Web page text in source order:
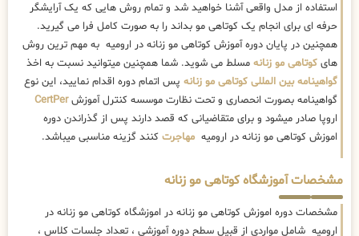
استفاده از مدل واقعی آشنا خواهید شد و تمام روش هایی که یک آرایشگر
حرفه ای برای انجام یک کوتاهی مو بداند را به صورت کامل فرا می گیرید.
همچنین در پایان دوره آموزش کوتاهی مو زنانه در ارومیه به مهم ترین روش
های کوتاهی مو زنانه مسلط می شوید. شما همچنین میتوانید نسبت به اخذ
گواهینامه بین المللی کوتاهی مو زنانه پس اتمام دوره اقدام نمایید، این نوع
گواهینامه بصورت انحصاری و تحت نظارت موسسه کنترل آموزشCertPer
اروپا صادر میشود و برای متقاضیانی که قصد دارند پس از گذراندن دوره
اموزش کوتاهی مو زنانه در ارومیه مهاجرت کنند گزینه مناسبی میباشد.
مشخصات آموزشگاه کوتاهی مو زنانه
مشخصات دوره اموزش کوتاهی مو زنانه در اموزشگاه کوتاهی مو زنانه در
ارومیه شامل مواردی از قبیل سطح دوره آموزشی ، تعداد جلسات کلاس ،